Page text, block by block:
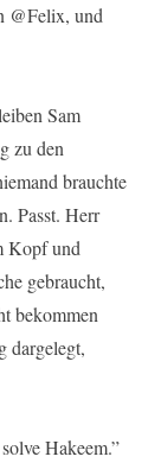
@Felix, und
Sam
zu den
brauchte
Passt. Herr
Kopf und
gebraucht,
bekommen
dargelegt,
Hakeem.”